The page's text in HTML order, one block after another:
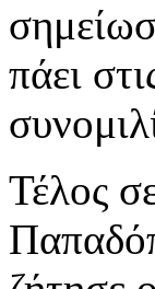
πάει
Τέλος